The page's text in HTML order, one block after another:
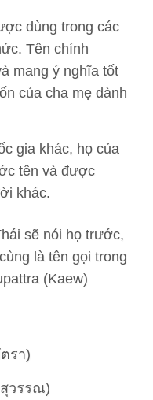
dùng trong các
Tên chính
mang ý nghĩa tốt
của cha mẹ dành
gia khác, họ của
tên và được
khác.
sẽ nói họ trước,
là tên gọi trong
(Kaew)
รา)
สุวรรณ)